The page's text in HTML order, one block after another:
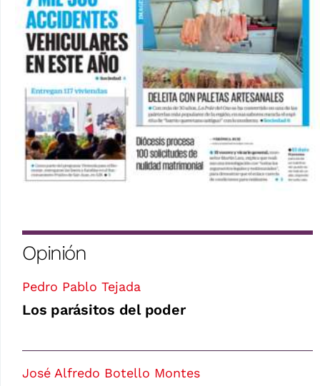
Opinión
Pedro Pablo Tejada
Los parásitos del poder
José Alfredo Botello Montes